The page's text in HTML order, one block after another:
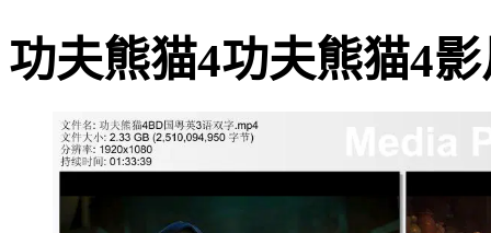
功夫熊猫4功夫熊猫4影